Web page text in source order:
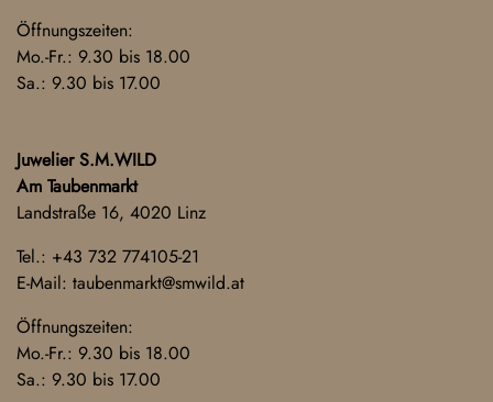
Öffnungszeiten:
Mo.-Fr.: 9.30 bis 18.00
Sa.: 9.30 bis 17.00
Juwelier S.M.WILD
Am Taubenmarkt
Landstraße 16, 4020 Linz
Tel.: +43 732 774105-21
E-Mail: taubenmarkt@smwild.at
Öffnungszeiten:
Mo.-Fr.: 9.30 bis 18.00
Sa.: 9.30 bis 17.00